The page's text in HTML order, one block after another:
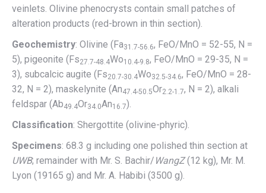
veinlets. Olivine phenocrysts contain small patches of
alteration products (red-brown in thin section).
Geochemistry: Olivine (Fa31.7-56.6, FeO/MnO = 52-55, N =
5), pigeonite (Fs27.7-48.4Wo10.4-9.8, FeO/MnO = 29-35, N =
3), subcalcic augite (Fs20.7-30.4Wo32.5-34.6, FeO/MnO = 28-
32, N = 2), maskelynite (An47.4-50.5Or2.2-1.7, N = 2), alkali
feldspar (Ab49.4Or34.0An16.7).
Classification: Shergottite (olivine-phyric).
Specimens: 68.3 g including one polished thin section at
UWB; remainder with Mr. S. Bachir/ WangZ(12 kg), Mr. M.
Lyon (19165 g) and Mr. A. Habibi (3500 g).